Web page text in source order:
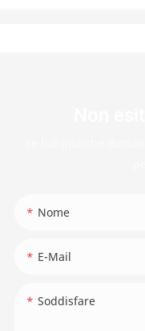
Nome
E-Mail
Soddisfare